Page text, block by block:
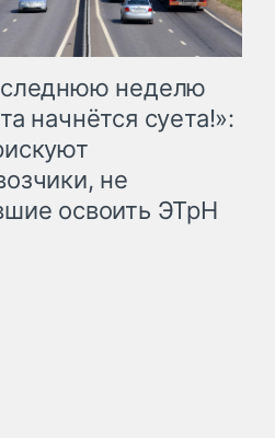
неделю
начнётся суета!»:
не
освоить ЭТрН